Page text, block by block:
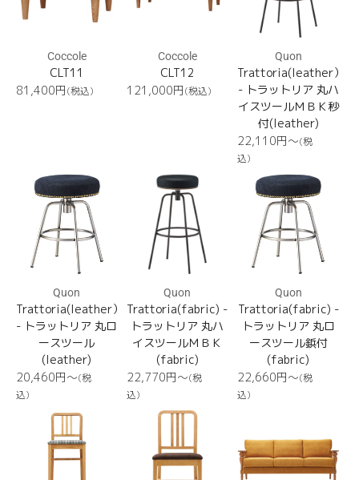
Coccole
CLT11
通
81,400円(税込)
Coccole
CLT12
通
121,000円(税込)
Quon
Trattoria(leather）
- トラットリア 丸ハ
イスツールＭＢＫ秒
付(leather)
通
常
22,110円〜(税
込)
Trattoria(leather）
Quon
Trattoria(leather）
- トラットリア 丸ロ
ースツール
(leather)
通
常
20,460円〜(税
込)
Trattoria(fabric)
Quon
Trattoria(fabric) -
トラットリア 丸ハ
イスツールＭＢＫ
(fabric)
通
常
22,770円〜(税
込)
Trattoria(fabric)
Quon
Trattoria(fabric) -
トラットリア 丸ロ
ースツール鋲付
(fabric)
通
常
22,660円〜(税
込)